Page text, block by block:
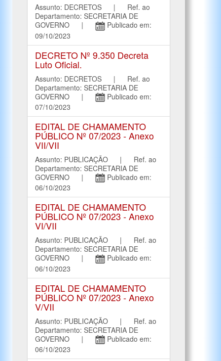
Assunto: DECRETOS | Ref. ao
Departamento: SECRETARIA DE
GOVERNO |
Publicado em:
09/10/2023
DECRETO Nº 9.350 Decreta
Luto Oficial.
Assunto: DECRETOS | Ref. ao
Departamento: SECRETARIA DE
GOVERNO |
Publicado em:
07/10/2023
EDITAL DE CHAMAMENTO
PÚBLICO Nº 07/2023 - Anexo
VII/VII
Assunto: PUBLICAÇÃO | Ref. ao
Departamento: SECRETARIA DE
GOVERNO |
Publicado em:
06/10/2023
EDITAL DE CHAMAMENTO
PÚBLICO Nº 07/2023 - Anexo
VI/VII
Assunto: PUBLICAÇÃO | Ref. ao
Departamento: SECRETARIA DE
GOVERNO |
Publicado em:
06/10/2023
EDITAL DE CHAMAMENTO
PÚBLICO Nº 07/2023 - Anexo
V/VII
Assunto: PUBLICAÇÃO | Ref. ao
Departamento: SECRETARIA DE
GOVERNO |
Publicado em:
06/10/2023